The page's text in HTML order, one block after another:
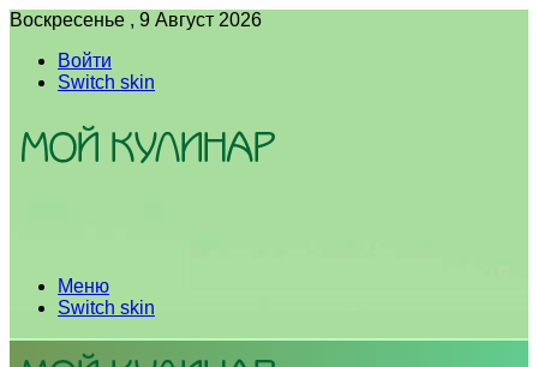
Воскресенье , 9 Август 2026
Войти
Switch skin
Меню
Switch skin